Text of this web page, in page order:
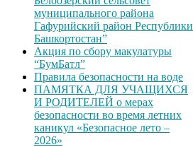
муниципального района
Гафурийский район Республики
Башкортостан”
Акция по сбору макулатуры
“БумБатл”
Правила безопасности на воде
ПАМЯТКА ДЛЯ УЧАЩИХСЯ
И РОДИТЕЛЕЙ о мерах
безопасности во время летних
каникул «Безопасное лето –
2026»